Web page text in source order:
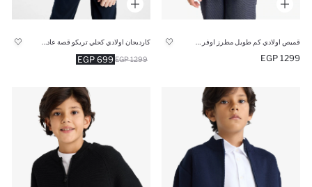
قميص اولادي كم طويل مطرز اوفر سايز
1299 EGP
كارديجان اولادي كحلي تريكو قصة عادية بياقة عالية
699 EGP 1299 EGP